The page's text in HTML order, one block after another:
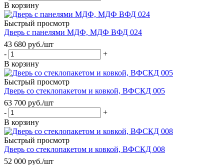
В корзину
Быстрый просмотр
Дверь с панелями МДФ, МДФ ВФД 024
43 680 руб./шт
-
+
В корзину
Быстрый просмотр
Дверь со стеклопакетом и ковкой, ВФСКД 005
63 700 руб./шт
-
+
В корзину
Быстрый просмотр
Дверь со стеклопакетом и ковкой, ВФСКД 008
52 000 руб./шт